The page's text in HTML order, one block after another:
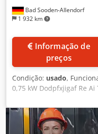
Bad Sooden-Allendorf
1 932 km
preços
Condição: usado,
0,75 kW Dodpfxjigaf Re
Estrela do Louvre 150/
plástico Estrela de louvre
sisal/plástico Flanges 70
Metal Painel de controlo